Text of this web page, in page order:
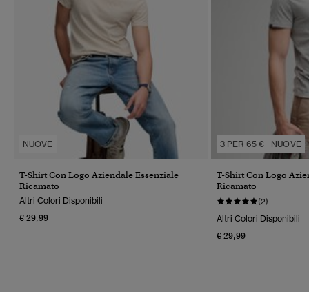
NUOVE
T-Shirt Con Logo Aziendale Essenziale
Ricamato
Altri Colori Disponibili
€ 29,99
3 PER 65 € NUOVE
T-Shirt Con Logo
Ricamato
(2)
Altri Colori Disponibili
€ 29,99